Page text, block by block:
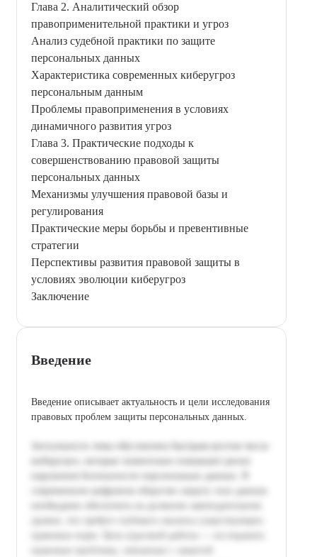
Глава 2. Аналитический обзор
правоприменительной практики и угроз
Анализ судебной практики по защите
персональных данных
Характеристика современных киберугроз
персональным данным
Проблемы правоприменения в условиях
динамичного развития угроз
Глава 3. Практические подходы к
совершенствованию правовой защиты
персональных данных
Механизмы улучшения правовой базы и
регулирования
Практические меры борьбы и превентивные
стратегии
Перспективы развития правовой защиты в
условиях эволюции киберугроз
Заключение
Введение
Введение описывает актуальность и цели исследования
правовых проблем защиты персональных данных.